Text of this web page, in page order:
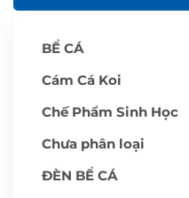
BỂ CÁ
Cám Cá Koi
Chế Phẩm Sinh Học
Chưa phân loại
ĐÈN BỂ CÁ